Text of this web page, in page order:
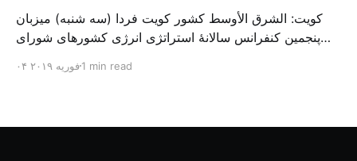
کویت: الشرق الأوسط کشور کویت فردا (سه شنبه) میزبان
پنجمین کنفرانس سالانهٔ استراتژی انرژی کشورهای شورای
متخصص از شرکت‌های جهانی نفت و گاز در این کنفرانس
۰۴ فوریه ۲۰۱۹1 min read